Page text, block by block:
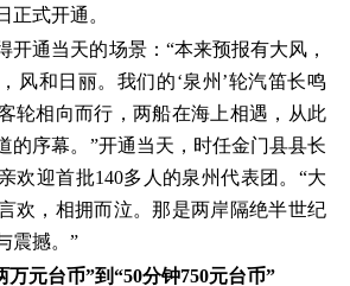
正式开通。
开通当天的场景：“本来预报有大风，
风和日丽。我们的‘泉州’轮汽笛长鸣
轮相向而行，两船在海上相遇，从此
的序幕。”开通当天，时任金门县县长
欢迎首批140多人的泉州代表团。“大
欢，相拥而泣。那是两岸隔绝半世纪
震撼。”
万元台币”到“50分钟750元台币”